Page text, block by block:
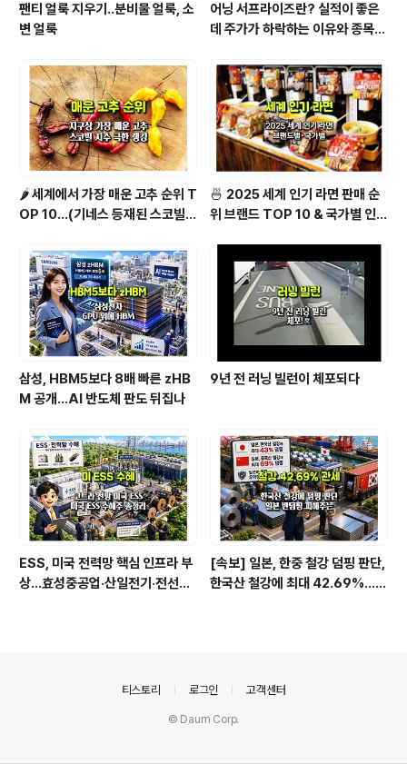
팬티 얼룩 지우기..분비물 얼룩, 소
변 얼룩
어닝 서프라이즈란? 실적이 좋은
데 주가가 하락하는 이유와 종목
🌶️ 세계에서 가장 매운 고추 순위 T
OP 10...(기네스 등재된 스코빌
🍜 2025 세계 인기 라면 판매 순
위 브랜드 TOP 10 & 국가별 인기
삼성, HBM5보다 8배 빠른 zHB
M 공개…AI 반도체 판도 뒤집나
9년 전 러닝 빌런이 체포되다
ESS, 미국 전력망 핵심 인프라 부
상…효성중공업·산일전기·전선주
[속보] 일본, 한중 철강 덤핑 판단,
한국산 철강에 최대 42.69%…직
티스토리 로그인 고객센터
© Daum Corp.